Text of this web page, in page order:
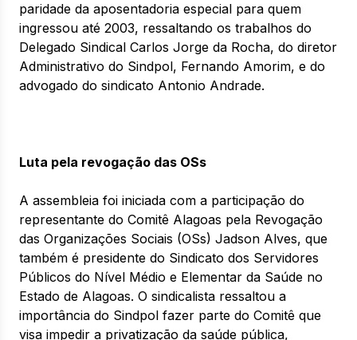
paridade da aposentadoria especial para quem
ingressou até 2003, ressaltando os trabalhos do
Delegado Sindical Carlos Jorge da Rocha, do diretor
Administrativo do Sindpol, Fernando Amorim, e do
advogado do sindicato Antonio Andrade.
Luta pela revogação das OSs
A assembleia foi iniciada com a participação do
representante do Comitê Alagoas pela Revogação
das Organizações Sociais (OSs) Jadson Alves, que
também é presidente do Sindicato dos Servidores
Públicos do Nível Médio e Elementar da Saúde no
Estado de Alagoas. O sindicalista ressaltou a
importância do Sindpol fazer parte do Comitê que
visa impedir a privatização da saúde pública,